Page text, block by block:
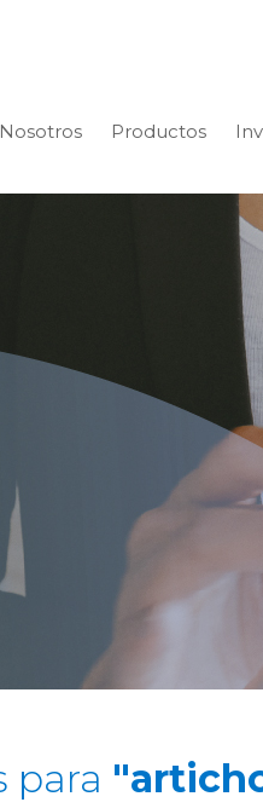
Nosotros Productos
para